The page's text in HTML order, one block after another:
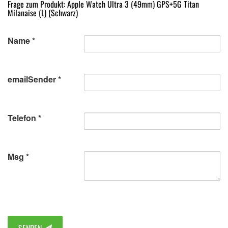
Frage zum Produkt: Apple Watch Ultra 3 (49mm) GPS+5G Titan
Milanaise (L) (Schwarz)
Name
emailSender
Telefon
Msg